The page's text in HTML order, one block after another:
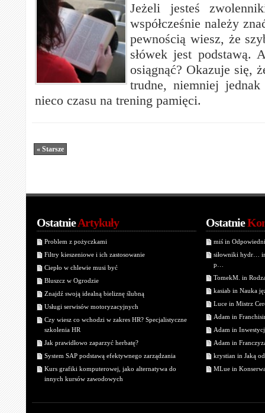
Jeżeli jesteś
współcześnie należy
pewnością wiesz, że
słówek jest podstawą.
osiągnąć? Okazuje się,
trudne, niemniej
nieco czasu na trening pamięci.
« Starsze
OstatnieArtykuły
Problem z pożyczkami
Filtry kieszeniowe i ich zastosowanie
Ciepło w chlewie musi być
Bluszcz w Ogrodzie
Znajdź swoją idealną bieliznę ślubną
Usługi serwisów motoryzacyjnych
Czy wiesz co wchodzi w zakres HR? Specjalistyczne
szkolenia HR
Jak prawidłowo zaparzyć herbatę?
System SAP podstawą efektywnego zarządzania
Kurs grafiki komputerowej, jako alternatywa do
innych kursów zawodowych
Ostatnie
miś in
siłowniki hydr…
p…
TomekM. in
kasiab in Nauka
Luce in Mistrz
Adam in
Adam in
Adam in
krystian in Jaką
MLue in